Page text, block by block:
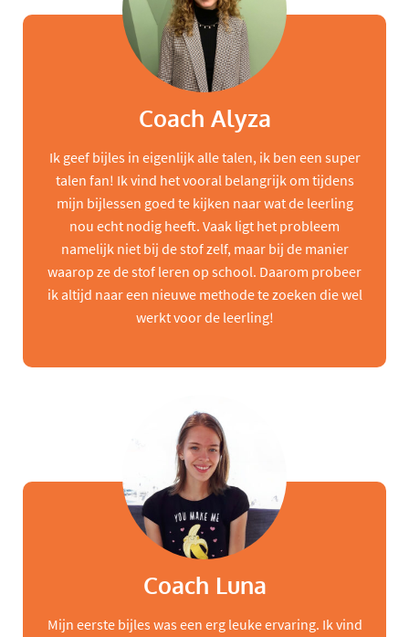
Coach Alyza
Ik geef bijles in eigenlijk alle talen, ik ben een super
talen fan! Ik vind het vooral belangrijk om tijdens
mijn bijlessen goed te kijken naar wat de leerling
nou echt nodig heeft. Vaak ligt het probleem
namelijk niet bij de stof zelf, maar bij de manier
waarop ze de stof leren op school. Daarom probeer
ik altijd naar een nieuwe methode te zoeken die wel
werkt voor de leerling!
Coach Luna
Mijn eerste bijles was een erg leuke ervaring. Ik vind